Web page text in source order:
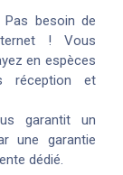
Pas besoin de
! Vous
en espèces
réception et
garantit un
une garantie
dédié.